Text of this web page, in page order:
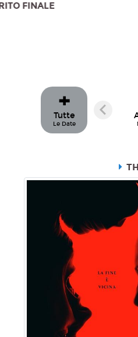
+
Tutte
Le Date